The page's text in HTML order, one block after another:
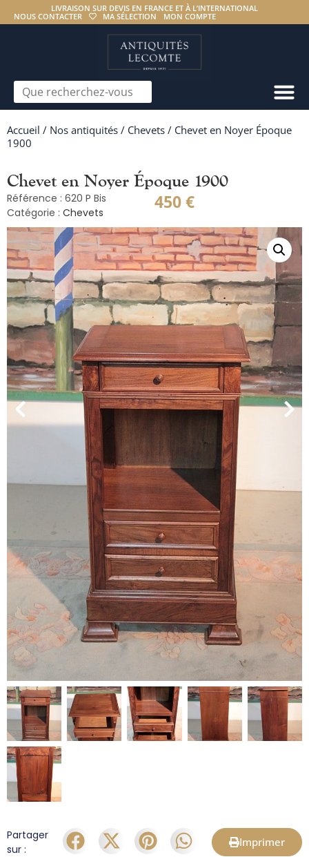
LIVRAISON SUR DEVIS EN FRANCE ET À L’INTERNATIONAL
NOUS CONTACTER
MA SÉLECTION MON COMPTE
Accueil / Nos antiquités / Chevets / Chevet en Noyer Époque
1900
Chevet en Noyer Époque 1900
Référence : 620 P Bis
Catégorie : Chevets 450€
Partager
sur :
Imprimer